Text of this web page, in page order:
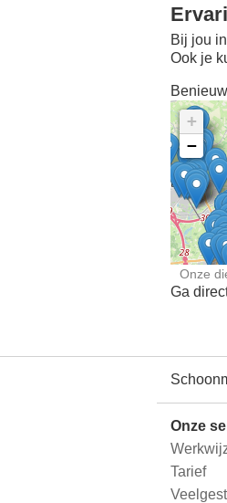
Bij jou
Ook je
+
−
Onze
Ga
Onze
Tarief